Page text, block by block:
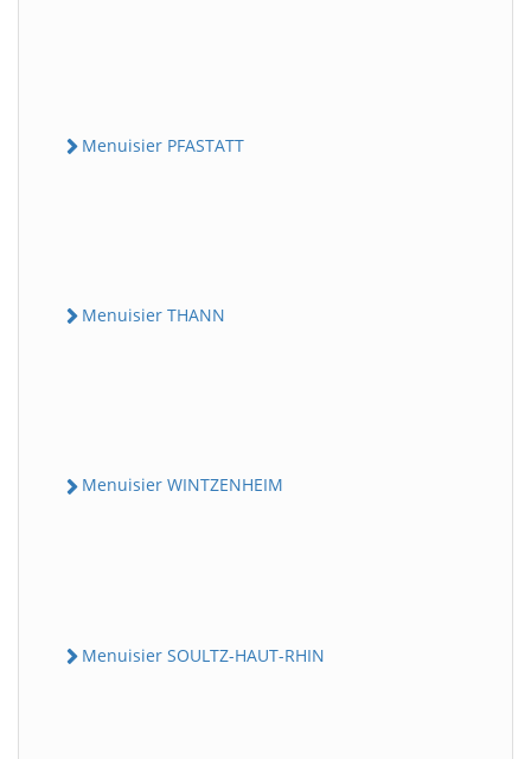
Menuisier PFASTATT
Menuisier THANN
Menuisier WINTZENHEIM
Menuisier SOULTZ-HAUT-RHIN